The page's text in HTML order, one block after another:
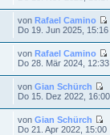
vonRafael Camino
Do 19. Jun 2025, 15:16
vonRafael Camino
Do 28. Mär 2024, 12:33
vonGian Schürch
Do 15. Dez 2022, 16:00
vonGian Schürch
Do 21. Apr 2022, 15:00